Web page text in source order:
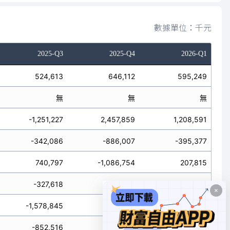
數據單位：千元
2025-Q3 2025-Q4 2026-Q1
524,613 646,112 595,249
無 無 無
-1,251,227 2,457,859 1,208,591
-342,086 -886,007 -395,377
740,797 -1,086,754 207,815
-327,618 -295,298
-1,578,845 2,162,561 670,391
-852,516 485,098 1,021,029